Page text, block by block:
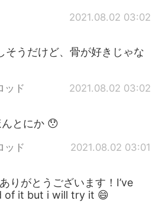
2021.08.02 03:02
そうだけど、骨が好きじゃな
ッド 2021.08.02 03:02
んとにか 😯
ッド 2021.08.02 03:01
ありがとうございます！I’ve
of it but i will try it 😄